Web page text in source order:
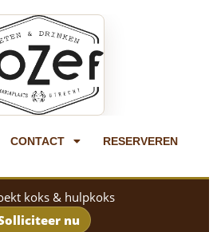
CONTACT RESERVEREN
koks & hulpkoks
nu